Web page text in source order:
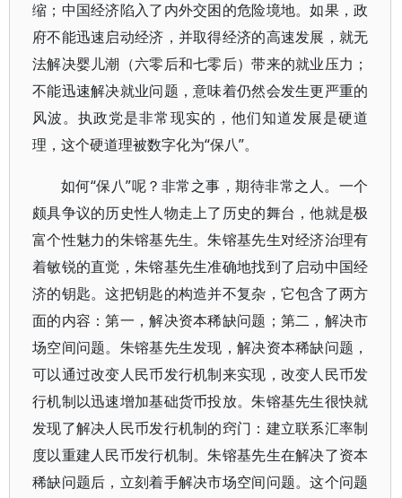
缩；中国经济陷入了内外交困的危险境地。如果，政
府不能迅速启动经济，并取得经济的高速发展，就无
法解决婴儿潮（六零后和七零后）带来的就业压力；
不能迅速解决就业问题，意味着仍然会发生更严重的
风波。执政党是非常现实的，他们知道发展是硬道
理，这个硬道理被数字化为“保八”。
如何“保八”呢？非常之事，期待非常之人。一个
颇具争议的历史性人物走上了历史的舞台，他就是极
富个性魅力的朱镕基先生。朱镕基先生对经济治理有
着敏锐的直觉，朱镕基先生准确地找到了启动中国经
济的钥匙。这把钥匙的构造并不复杂，它包含了两方
面的内容：第一，解决资本稀缺问题；第二，解决市
场空间问题。朱镕基先生发现，解决资本稀缺问题，
可以通过改变人民币发行机制来实现，改变人民币发
行机制以迅速增加基础货币投放。朱镕基先生很快就
发现了解决人民币发行机制的窍门：建立联系汇率制
度以重建人民币发行机制。朱镕基先生在解决了资本
稀缺问题后，立刻着手解决市场空间问题。这个问题